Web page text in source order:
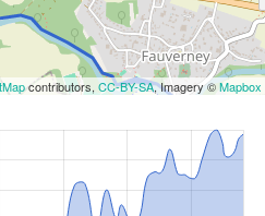
contributors,CC-BY-SA, Imagery ©Mapbox